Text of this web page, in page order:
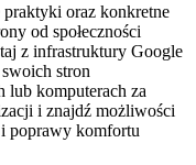
oraz konkretne
od społeczności
z infrastruktury Google
stron
lub komputerach za
i znajdź możliwości
poprawy komfortu